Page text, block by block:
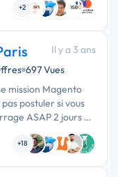
+2
Il y a 3 ans
697 Vues
mission Magento
postuler si vous
ASAP 2 jours de
+18